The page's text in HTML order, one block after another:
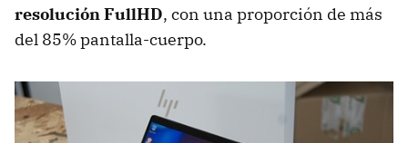
resolución FullHD, con una proporción de más
del 85% pantalla-cuerpo.